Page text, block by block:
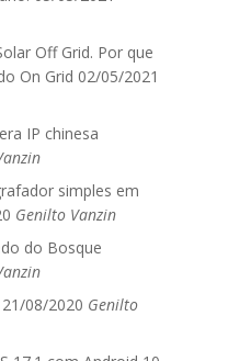
Off Grid. Por que
On Grid 02/05/2021
IP chinesa
simples em
Genilto Vanzin
do Bosque
21/08/2020 Genilto